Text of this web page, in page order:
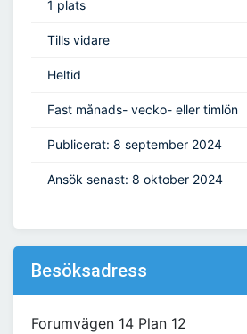
1 plats
Tills vidare
Heltid
Fast månads- vecko- eller timlön
Publicerat: 8 september 2024
Ansök senast: 8 oktober 2024
Besöksadress
Forumvägen 14 Plan 12